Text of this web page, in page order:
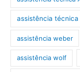
assistência
assistência weber
assistência wolf